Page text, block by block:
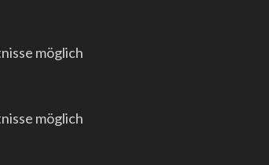
möglich
möglich